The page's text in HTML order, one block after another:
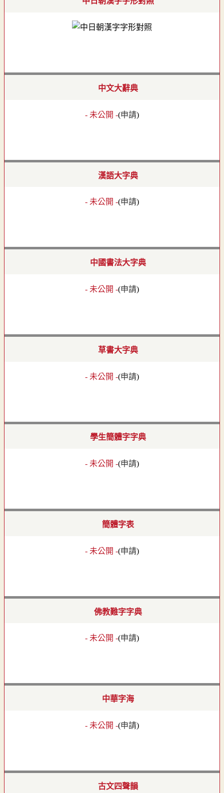
中文大辭典
- 未公開 -(申請)
漢語大字典
- 未公開 -(申請)
中國書法大字典
- 未公開 -(申請)
草書大字典
- 未公開 -(申請)
學生簡體字字典
- 未公開 -(申請)
簡體字表
- 未公開 -(申請)
佛教難字字典
- 未公開 -(申請)
中華字海
- 未公開 -(申請)
古文四聲韻